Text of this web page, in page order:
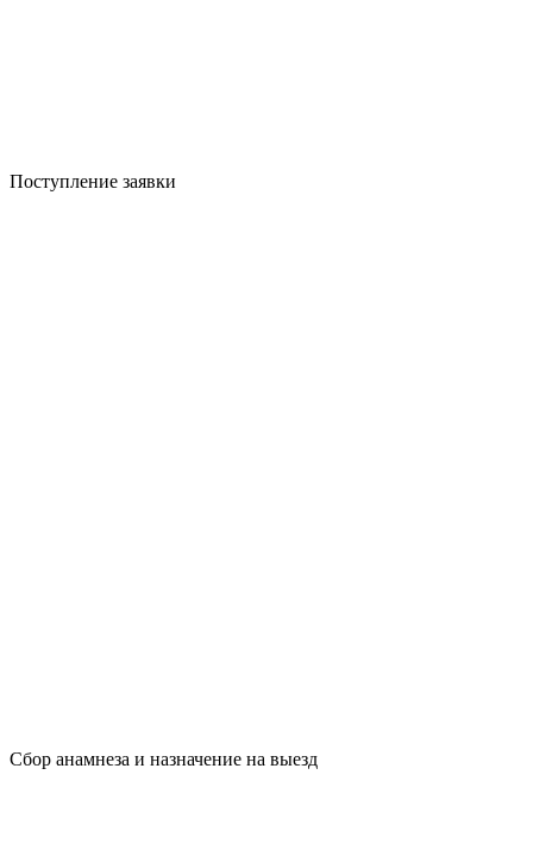
Поступление заявки
Сбор анамнеза и назначение на выезд